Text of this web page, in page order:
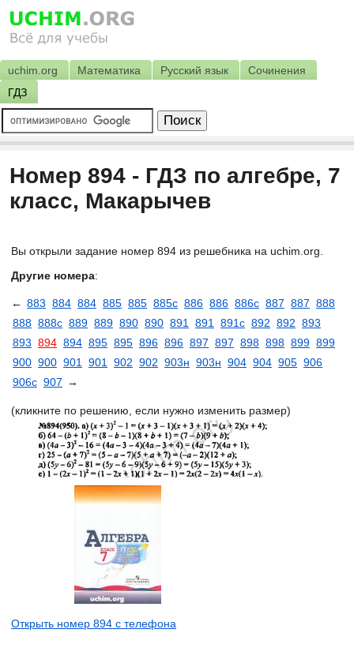
uchim.org Математика Русский язык
Сочинения
ГДЗ
Номер 894 - ГДЗ по алгебре, 7
класс, Макарычев
Вы открыли задание номер 894 из решебника на uchim.org.
Другие номера:
← 883 884 884 885 885 885с 886 886 886с 887 887 888
888 888с 889 889 890 890 891 891 891с 892 892 893
893 894 894 895 895 896 896 897 897 898 898 899 899
900 900 901 901 902 902 903н 903н 904 904 905 906
906с 907 →
(кликните по решению, если нужно изменить размер)
Открыть номер 894 с телефона